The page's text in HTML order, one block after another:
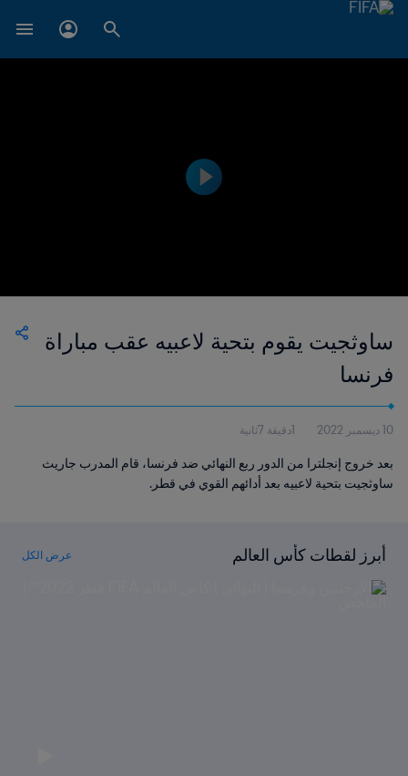
ساوثجيت يقوم بتحية لاعبيه عقب مباراة
فرنسا
10 ديسمبر 2022 1دقيقة 7ثانية
بعد خروج إنجلترا من الدور ربع النهائي ضد فرنسا، قام المدرب جاريث
ساوثجيت بتحية لاعبيه بعد أدائهم القوي في قطر.
أبرز لقطات كأس العالم عرض الكل